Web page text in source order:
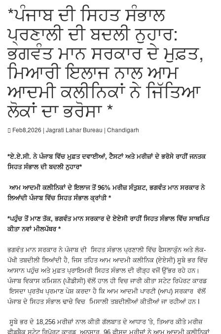
*ਪੰਜਾਬ ਦੀ ਸਿਹਤ ਸੰਭਾਲ
ਪ੍ਰਣਾਲੀ ਦੀ ਬਦਲੀ ਨੁਹਾਰ:
ਭਗਵੰਤ ਮਾਨ ਸਰਕਾਰ ਦੇ ਮੁਫ਼ਤ,
ਮਿਆਰੀ ਇਲਾਜ ਨਾਲ ਆਮ
ਆਦਮੀ ਕਲੀਨਿਕਾਂ ਨੇ ਜਿੱਤਿਆ
ਲੋਕਾਂ ਦਾ ਭਰੋਸਾ *
Feb8,2026 | Jagrati Lahar Bureau | Chandigarh
*ਏ.ਏ.ਸੀ. ਨੇ ਪੰਜਾਬ ਵਿੱਚ ਮੁਫ਼ਤ ਦਵਾਈਆਂ, ਟੈਸਟਾਂ ਅਤੇ ਮਰੀਜ਼ਾਂ ਦੇ ਭਰੋਸੇ ਰਾਹੀਂ ਜਨਤਕ
ਸਿਹਤ ਸੰਭਾਲ ਦੀ ਬਦਲੀ ਨੁਹਾਰ*
ਆਮ ਆਦਮੀ ਕਲੀਨਿਕਾਂ ਦੇ ਇਲਾਜ ਤੋਂ 96% ਮਰੀਜ਼ ਸੰਤੁਸ਼ਟ, ਭਗਵੰਤ ਮਾਨ ਸਰਕਾਰ ਨੇ
ਲਿਆਂਦੀ ਪੰਜਾਬ ਵਿੱਚ ਸਿਹਤ ਸੰਭਾਲ ਕ੍ਰਾਂਤੀ *
*ਪਹੁੰਚ ਤੋਂ ਮਾਣ ਤੱਕ, ਭਗਵੰਤ ਮਾਨ ਸਰਕਾਰ ਦੇ ਏਏਸੀ ਰਾਹੀਂ ਸਿਹਤ ਸੰਭਾਲ ਵਿੱਚ ਸਾਥਪਿਤ
ਕੀਤਾ ਨਵਾਂ ਮੀਲਪੱਥਰ *
ਭਗਵੰਤ ਮਾਨ ਸਰਕਾਰ ਨੇ ਪੰਜਾਬ ਦੀ ਸਿਹਤ ਸੰਭਾਲ ਪ੍ਰਣਾਲੀ ਵਿੱਚ ਫੈਸਲਾਕੁੰਨ ਅਤੇ ਲੋਕ-
ਪੱਖੀ ਤਬਦੀਲੀ ਲਿਆਂਦੀ ਹੈ, ਜਿਸ ਤਹਿਤ ਆਮ ਆਦਮੀ ਕਲੀਨਿਕ (ਏਏਸੀ) ਸੂਬੇ ਭਰ ਵਿੱਚ
ਆਸਾਨ ਪਹੁੰਚ ਅਤੇ ਮੁਫ਼ਤ ਪ੍ਰਾਇਮਰੀ ਸਿਹਤ ਸੰਭਾਲ ਦੀ ਰੀੜ੍ਹ ਵਜੋਂ ਉੱਭਰ ਰਹੇ ਹਨ।
ਪੰਜਾਬ ਵਿਕਾਸ ਕਮਿਸ਼ਨ (ਪੀਡੀਸੀ) ਵੱਲੋਂ ਹਾਲ ਹੀ ਵਿਚ ਜਾਰੀ ਕੀਤਾ ਸਟੇਟ ਰਿਪੋਰਟ ਕਾਰਡ
ਇਸਦਾ ਪ੍ਰਤੱਖ ਪ੍ਰਮਾਣ ਪੇਸ਼ ਕਰਦਾ ਹੈ ਕਿ ਆਮ ਆਦਮੀ ਪਾਰਟੀ (ਆਪ) ਸਰਕਾਰ ਵੱਲੋਂ
ਪੰਜਾਬ ਦੇ ਸਿਹਤ ਸੰਭਾਲ ਢਾਚੇ ਵਿਚ ਮਿਸਾਲੀ ਤਬਦੀਲੀਆਂ ਕੀਤੀਆਂ ਜਾ ਰਹੀਆਂ ਹਨ I
ਸੂਬੇ ਭਰ ਦੇ 18,256 ਮਰੀਜ਼ਾਂ ਨਾਲ ਕੀਤੀ ਗੱਲਬਾਤ ਦੇ ਆਧਾਰ 'ਤੇ, ਤਿਆਰ ਕੀਤੇ ਮਰੀਜ਼
ਫੀਡਬੈਕ ਸਟੇਟ ਰਿਪੋਰਟ ਕਾਰਡ ਅਨੁਸਾਰ, 96 ਫੀਸਦ ਮਰੀਜ਼ਾਂ ਨੇ ਆਮ ਆਦਮੀ ਕਲੀਨਿਕਾਂ